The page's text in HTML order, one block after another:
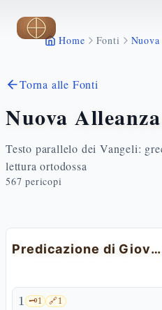
Vai al contenuto principale
Home Fonti
Torna alle Fonti
Nuova Alleanza
Testo parallelo dei Vangeli:
lettura ortodossa
567 pericopi
Predicazione di Giovanni Battista
1 🗝️1 🔗1